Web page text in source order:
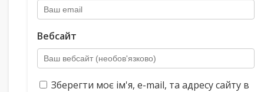
Вебсайт
Зберегти моє ім'я, e-mail, та адресу сайту в